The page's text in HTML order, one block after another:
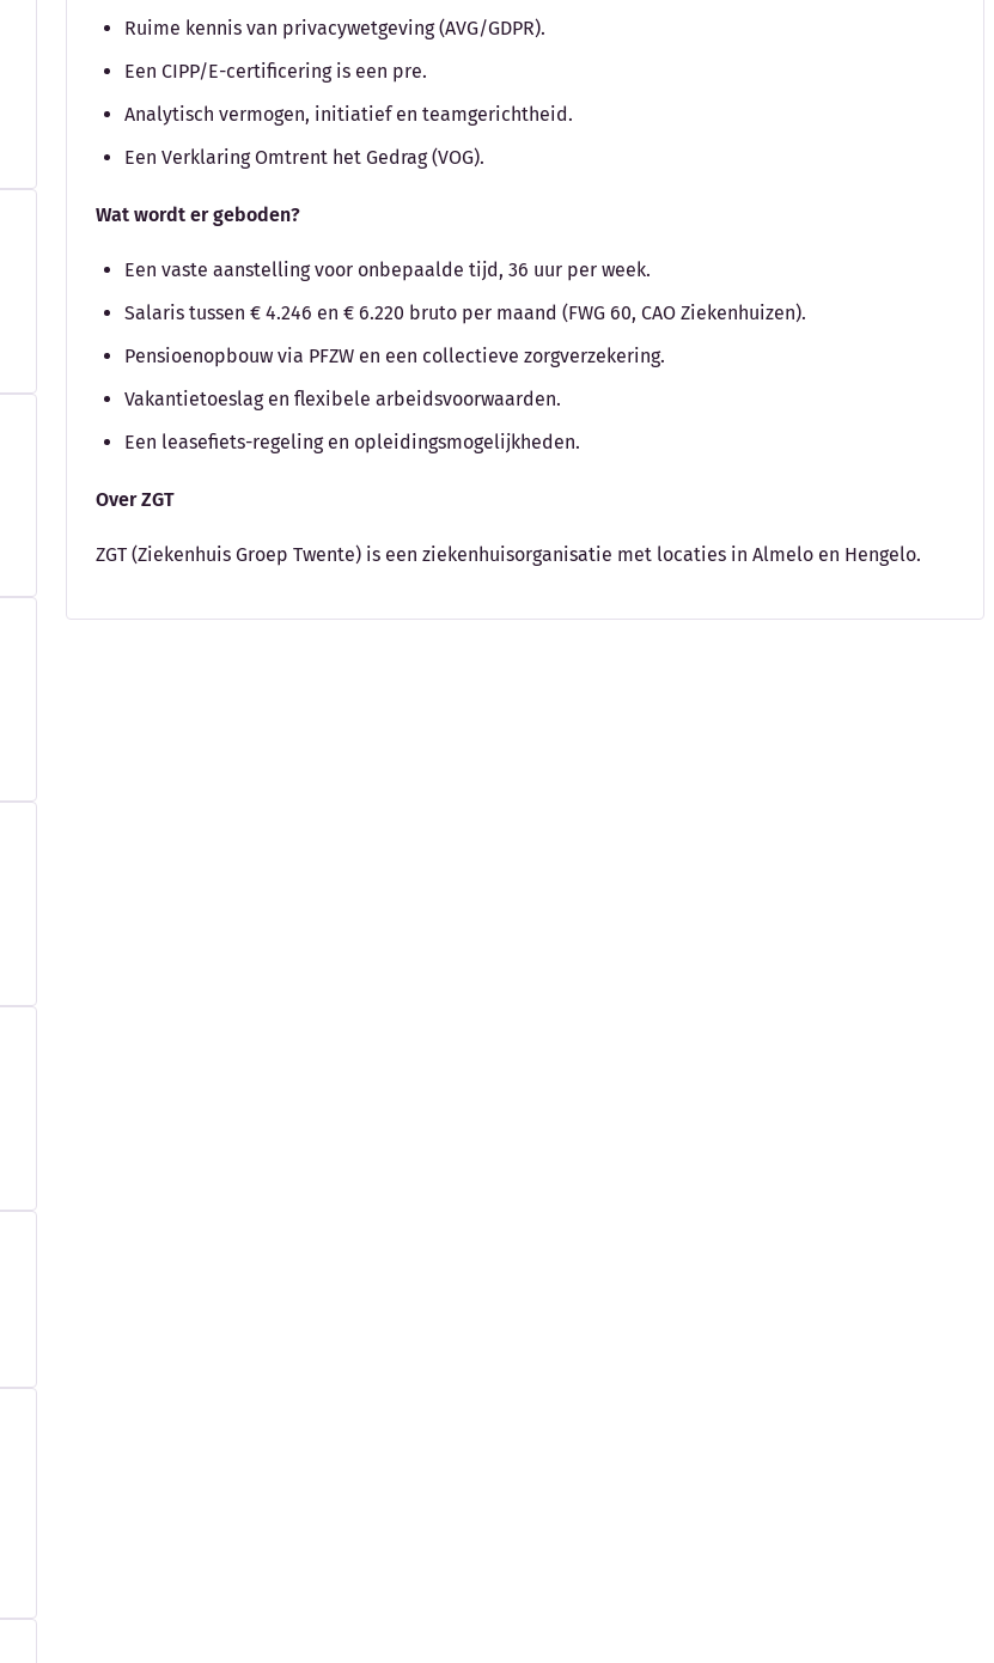
Ruime kennis van privacywetgeving (AVG/GDPR).
Een CIPP/E-certificering is een pre.
Analytisch vermogen, initiatief en teamgerichtheid.
Een Verklaring Omtrent het Gedrag (VOG).
Wat wordt er geboden?
Een vaste aanstelling voor onbepaalde tijd, 36 uur per week.
Salaris tussen € 4.246 en € 6.220 bruto per maand (FWG 60, CAO Ziekenhuizen).
Pensioenopbouw via PFZW en een collectieve zorgverzekering.
Vakantietoeslag en flexibele arbeidsvoorwaarden.
Een leasefiets-regeling en opleidingsmogelijkheden.
Over ZGT
ZGT (Ziekenhuis Groep Twente) is een ziekenhuisorganisatie met locaties in Almelo en Hengelo.